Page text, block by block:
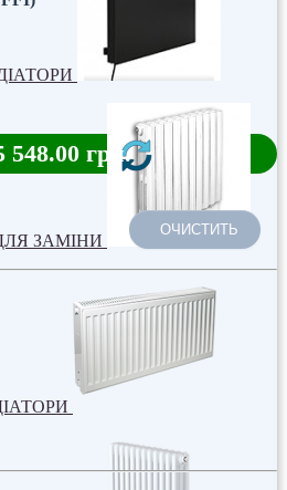
ЗАМІНИ
548.00 грн.
ОЧИСТИТЬ